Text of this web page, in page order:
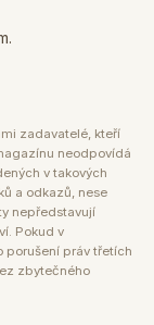
zadavatelé, kteří
neodpovídá
v takových
a odkazů, nese
nepředstavují
Pokud v
porušení práv třetích
zbytečného